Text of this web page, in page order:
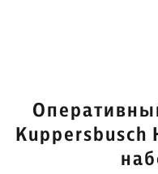
Kuppersbusch